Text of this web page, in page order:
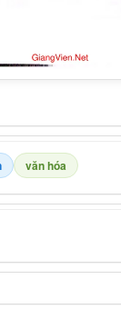
văn hóa